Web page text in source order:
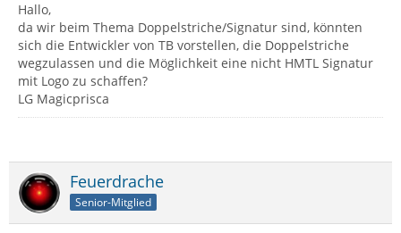
Hallo,
da wir beim Thema Doppelstriche/Signatur sind, könnten
sich die Entwickler von TB vorstellen, die Doppelstriche
wegzulassen und die Möglichkeit eine nicht HMTL Signatur
mit Logo zu schaffen?
LG Magicprisca
Feuerdrache
Senior-Mitglied